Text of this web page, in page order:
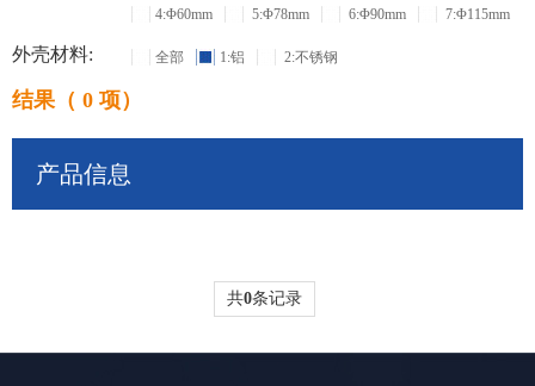
4:Φ60mm
5:Φ78mm 6:Φ90mm 7:Φ115mm
外壳材料: 全部 1:铝 2:不锈钢
结果（ 0 项）
产品信息
共0条记录